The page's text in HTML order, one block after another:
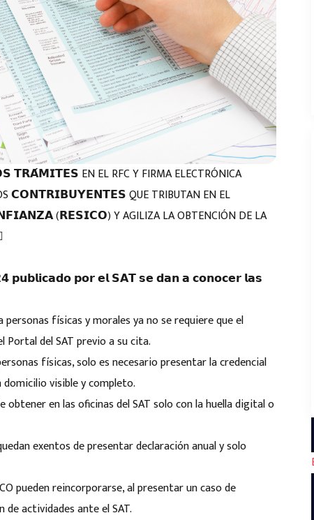
EN EL RFC Y FIRMA ELECTRÓNICA
𝗖𝗢𝗡𝗧𝗥𝗜𝗕𝗨𝗬𝗘𝗡𝗧𝗘𝗦 QUE TRIBUTAN EN EL
(𝗥𝗘𝗦𝗜𝗖𝗢) Y AGILIZA LA OBTENCIÓN DE LA
𝗽𝗼𝗿 𝗲𝗹 𝗦𝗔𝗧 𝘀𝗲 𝗱𝗮𝗻 𝗮 𝗰𝗼𝗻𝗼𝗰𝗲𝗿 𝗹𝗮𝘀
físicas y morales ya no se requiere que el
del SAT previo a su cita.
físicas, solo es necesario presentar la credencial
visible y completo.
obtener en las oficinas del SAT solo con la huella digital o
exentos de presentar declaración anual y solo
pueden reincorporarse, al presentar un caso de
actividades ante el SAT.